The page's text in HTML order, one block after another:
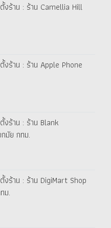
ร้าน : ร้าน Camellia Hill
ร้าน : ร้าน Apple Phone
ร้าน : ร้าน Blank
มัย กทม.
ร้าน : ร้าน DigiMart Shop
ม.